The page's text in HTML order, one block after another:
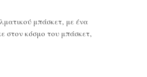
μπάσκετ, με ένα
στον κόσμο του μπάσκετ,